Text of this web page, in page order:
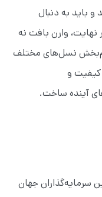
و باید به دنبال
نهایت، وارن بافت نه
نسل‌های مختلف
کیفیت و
آینده ساخت.
سرمایه‌گذاران جهان